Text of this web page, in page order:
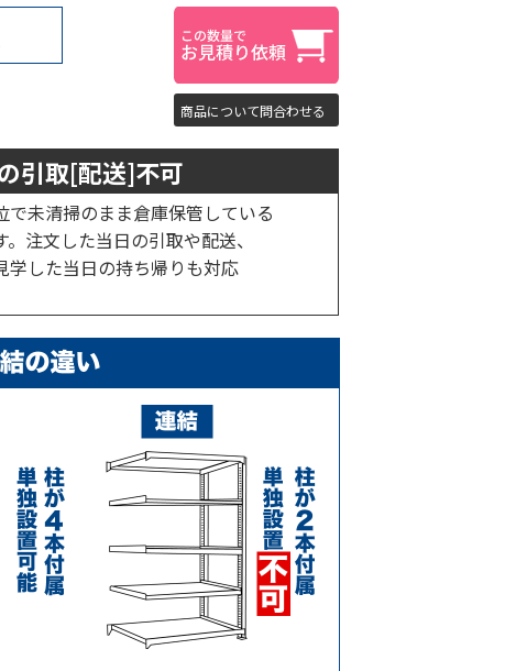
商品について問合わせる
引取[配送]不可
で未清掃のまま倉庫保管している
注文した当日の引取や配送、
学した当日の持ち帰りも対応